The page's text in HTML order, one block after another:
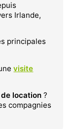
Irlande,
principales
visite
location ?
compagnies